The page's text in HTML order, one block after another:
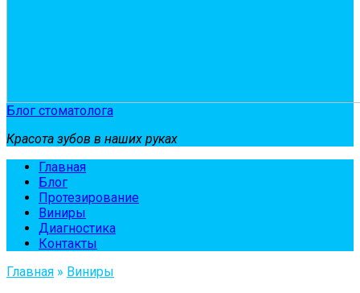
Блог стоматолога
Красота зубов в наших руках
Главная
Блог
Протезирование
Виниры
Диагностика
Контакты
Главная » Виниры